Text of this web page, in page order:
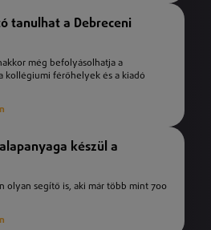
tanulhat a Debreceni
még befolyásolhatja a
kollégiumi férőhelyek és a kiadó
készül a
olyan segítő is, aki már több mint 700